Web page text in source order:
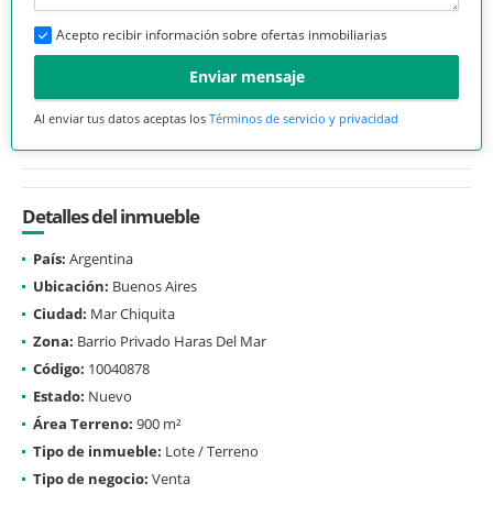
Acepto recibir información sobre ofertas inmobiliarias
Enviar mensaje
Al enviar tus datos aceptas los Términos de servicio y privacidad
Detalles del inmueble
País: Argentina
Ubicación: Buenos Aires
Ciudad: Mar Chiquita
Zona: Barrio Privado Haras Del Mar
Código: 10040878
Estado: Nuevo
Área Terreno: 900 m²
Tipo de inmueble: Lote / Terreno
Tipo de negocio: Venta